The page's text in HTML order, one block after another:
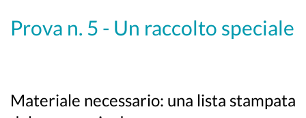
Prova n. 5 - Un raccolto speciale
Materiale necessario: una lista stampata